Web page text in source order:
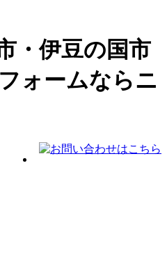
・伊豆の国市
ォームならニ